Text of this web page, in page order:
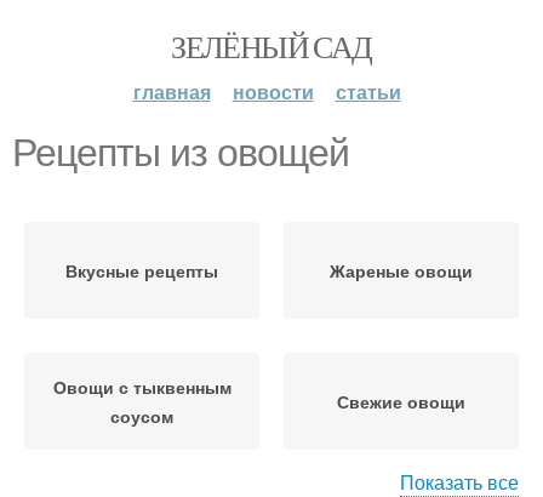
ЗЕЛЁНЫЙ САД
главная новости статьи
Рецепты из овощей
Вкусные рецепты Жареные овощи
Овощи с тыквенным
соусом
Свежие овощи
Показать все